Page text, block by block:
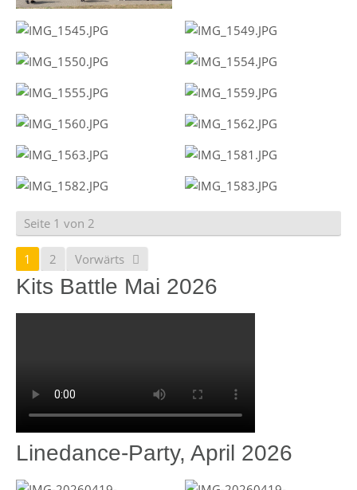
Seite 1 von 2
1 2 Vorwärts
Kits Battle Mai 2026
Linedance-Party, April 2026